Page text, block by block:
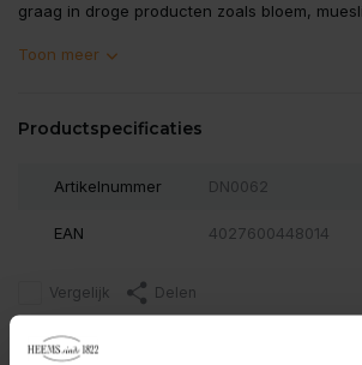
graag in droge producten zoals bloem,
Toon meer
Productspecificaties
Artikelnummer DN0062
EAN 4027600448014
Vergelijk Delen